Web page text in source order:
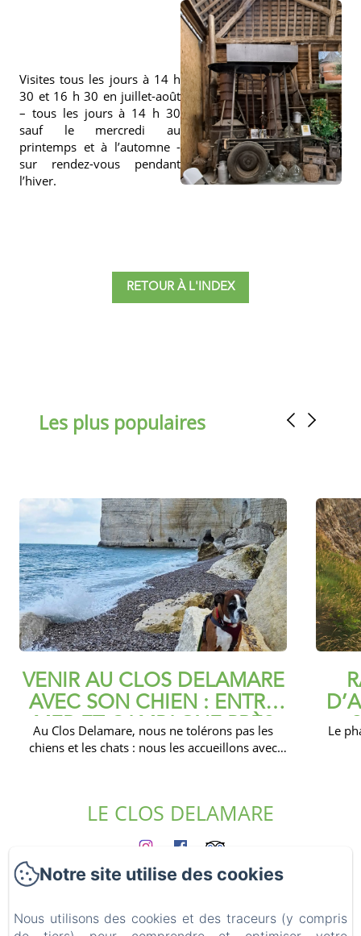
Visites tous les jours à 14 h
30 et 16 h 30 en juillet-août
– tous les jours à 14 h 30
sauf le mercredi au
printemps et à l’automne -
sur rendez-vous pendant
l’hiver.
RETOUR À L'INDEX
Les plus populaires
VENIR AU CLOS DELAMARE
AVEC SON CHIEN : ENTRE
MER ET CAMPAGNE PRÈS
D’ÉTRETAT
Au Clos Delamare, nous ne tolérons pas les
chiens et les chats : nous les accueillons avec
Le
LE CLOS DELAMARE
Accueil
Qui sommes nous ?
Notre site utilise des cookies
Nous utilisons des cookies et des traceurs (y compris